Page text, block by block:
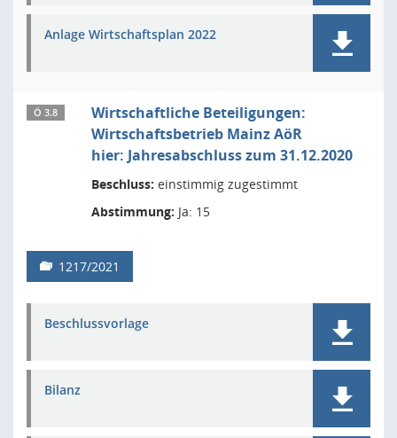
Anlage Wirtschaftsplan 2022
Ö 3.8
Wirtschaftliche Beteiligungen:
Wirtschaftsbetrieb Mainz AöR
hier: Jahresabschluss zum 31.12.2020
Beschluss: einstimmig zugestimmt
Abstimmung: Ja: 15
1217/2021
Beschlussvorlage
Bilanz